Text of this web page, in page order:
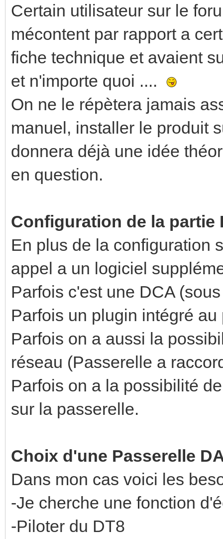
Certain utilisateur sur le
mécontent par rapport a
fiche technique et avaient
et n'importe quoi ....
On ne le répètera jamais
manuel, installer le produit
donnera déjà une idée
en question.
Configuration de la partie
En plus de la configuration
appel a un logiciel
Parfois c'est une DCA
Parfois un plugin intégré au
Parfois on a aussi la
réseau (Passerelle a
Parfois on a la possibilité
sur la passerelle.
Choix d'une Passerelle
Dans mon cas voici les
-Je cherche une fonction
-Piloter du DT8